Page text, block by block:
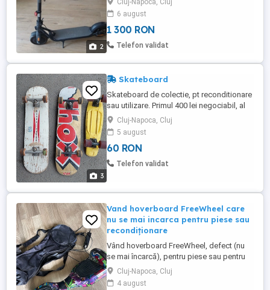
2
Cluj-Napoca, Cluj
6 august
1 300 RON
Telefon validat
3
Skateboard
Skateboard de colectie, pt reconditionare
sau utilizare. Primul 400 lei negociabil, al
doilea 250 negociabil, cel mic galben 50
lei fix.
Cluj-Napoca, Cluj
5 august
60 RON
Telefon validat
Vand hoverboard FreeWheel care
nu se mai incarca pentru piese sau
recondiționare
Vând hoverboard FreeWheel, defect (nu
se mai încarcă), pentru piese sau pentru
cine dorește să îl recondiționeze. Include
încărcătorul si husa. Predare în Cluj-
Cluj-Napoca, Cluj
4 august